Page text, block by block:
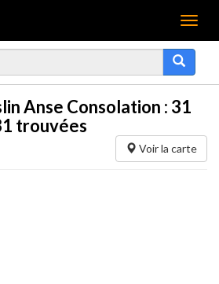
Menu
Anse Consolation : 31
trouvées
Voir la carte